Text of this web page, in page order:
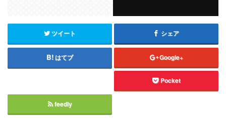
ツイート シェア
はてブ Google+
Pocket
feedly